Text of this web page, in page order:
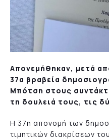
Απονεμήθηκαν, μετά
37α βραβεία
Μπότση στους
τη δουλειά τους, τις
Η 37η απονομή των
τιμητικών διακρίσεων